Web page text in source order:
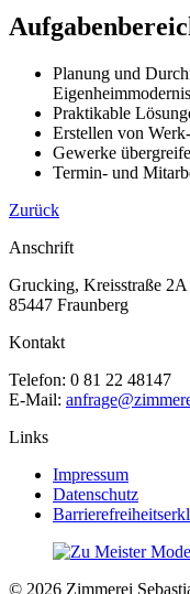
Planung und
Praktikable
Erstellen von
Gewerke
Termin- und
Zurück
Anschrift
Grucking, Kreisstraße 2A
85447 Fraunberg
Kontakt
Telefon: 0 81 22 48147
E-Mail:
Links
Impressum
Datenschutz
© 2026 Zimmerei